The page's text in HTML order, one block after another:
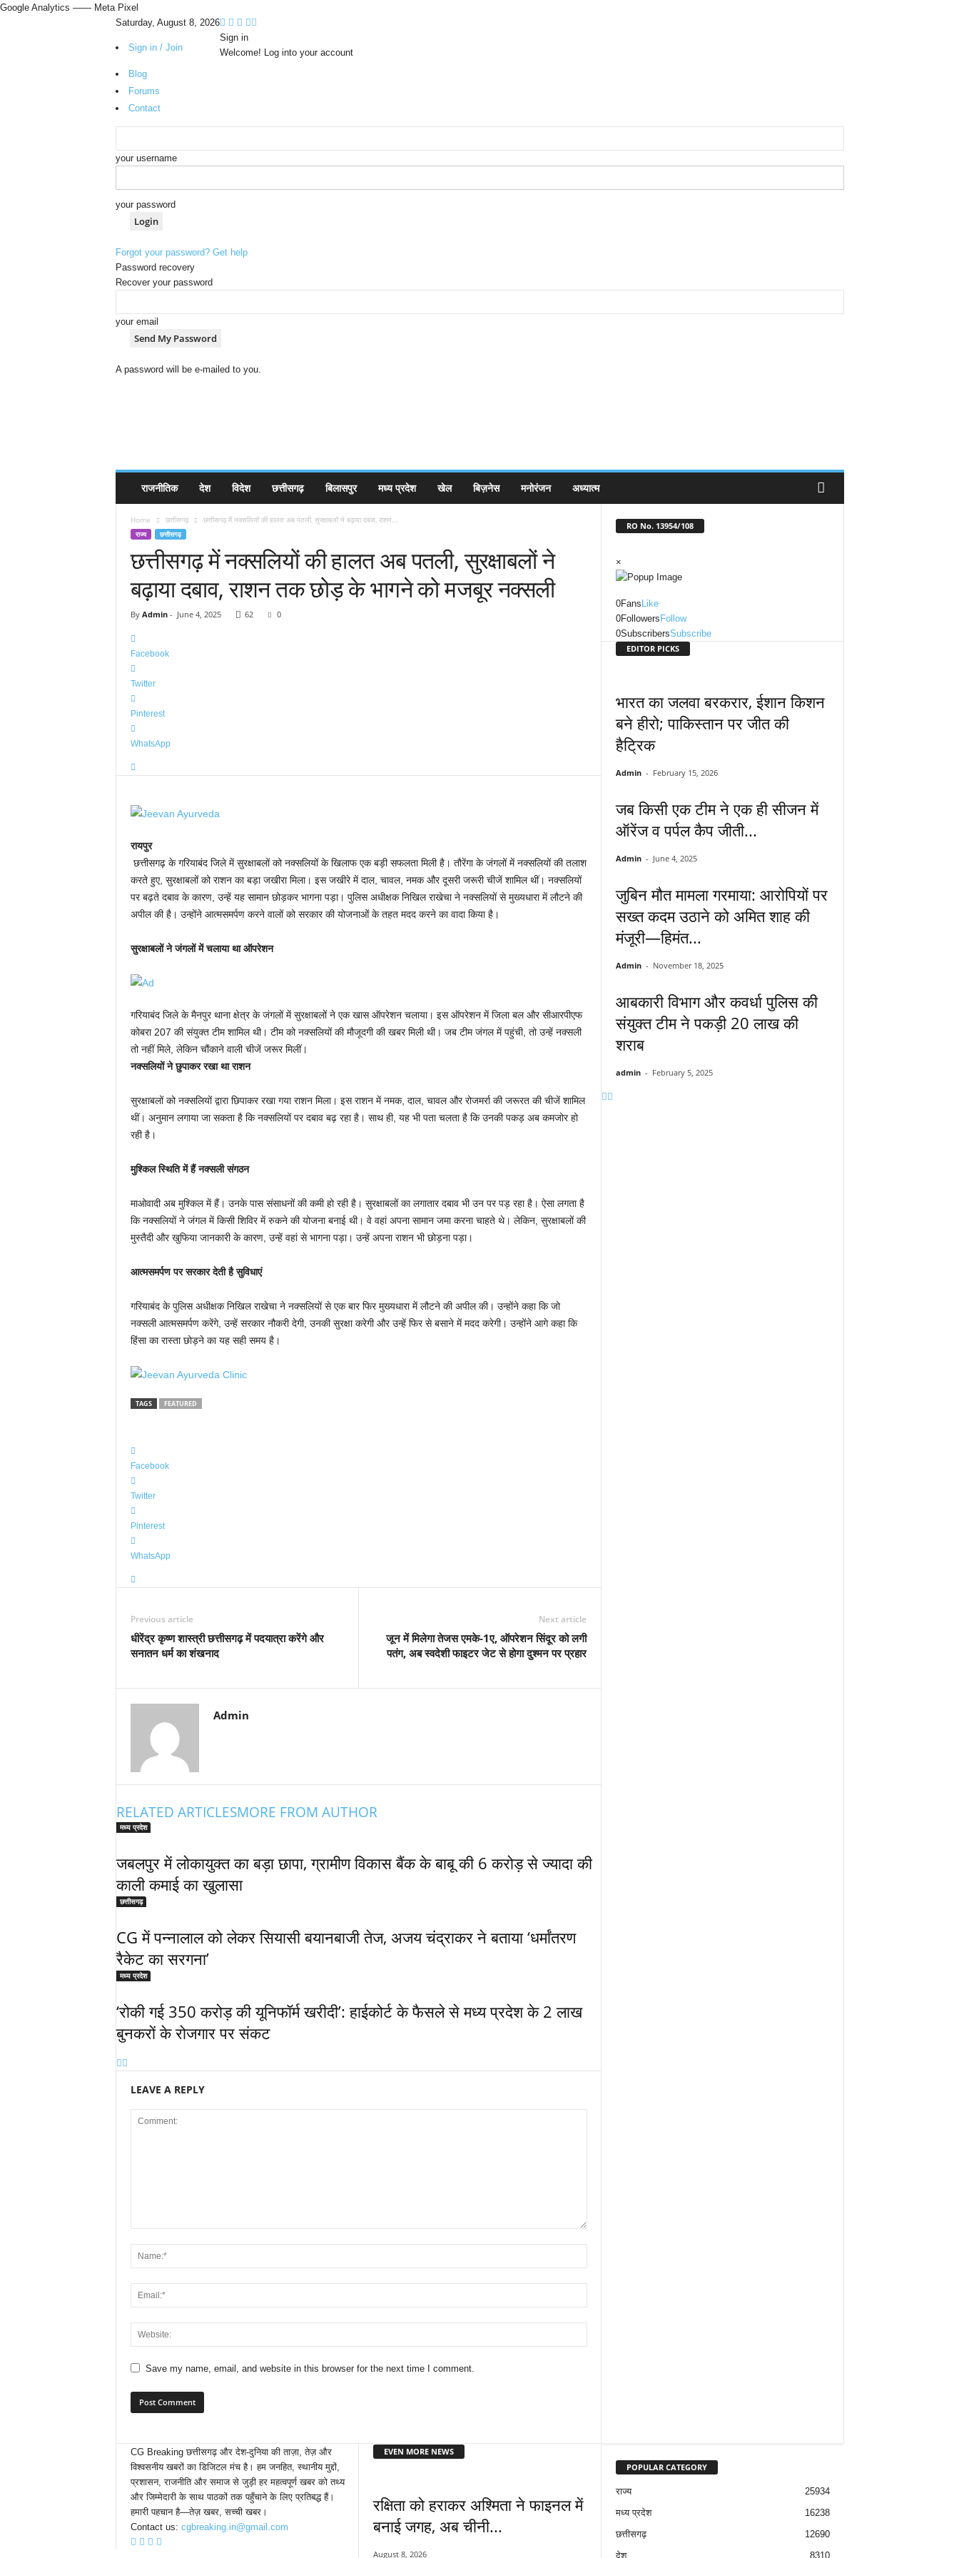
Google Analytics —— Meta Pixel
Saturday, August 8, 2026
Sign in / Join
Blog
Forums
Contact
Sign in
Welcome! Log into your account
your username
your password
Forgot your password? Get help
Password recovery
Recover your password
your email
A password will be e-mailed to you.
राजनीतिक देश विदेश छत्तीसगढ़ बिलासपुर मध्य प्रदेश खेल बिज़नेस मनोरंजन अध्यात्म
Home छत्तीसगढ़ छत्तीसगढ़ में नक्सलियों की हालत अब पतली, सुरक्षाबलों ने बढ़ाया दबाव, राशन...
राज्य छत्तीसगढ़
छत्तीसगढ़ में नक्सलियों की हालत अब पतली, सुरक्षाबलों ने
बढ़ाया दबाव, राशन तक छोड़ के भागने को मजबूर नक्सली
By Admin- June 4, 2025 62 0
Facebook
Twitter
Pinterest
WhatsApp
रायपुर
छत्तीसगढ़ के गरियाबंद जिले में सुरक्षाबलों को नक्सलियों के खिलाफ एक बड़ी सफलता मिली है। तौरेंगा के जंगलों में नक्सलियों की तलाश
करते हुए, सुरक्षाबलों को राशन का बड़ा जखीरा मिला। इस जखीरे में दाल, चावल, नमक और दूसरी जरूरी चीजें शामिल थीं। नक्सलियों
पर बढ़ते दबाव के कारण, उन्हें यह सामान छोड़कर भागना पड़ा। पुलिस अधीक्षक निखिल राखेचा ने नक्सलियों से मुख्यधारा में लौटने की
अपील की है। उन्होंने आत्मसमर्पण करने वालों को सरकार की योजनाओं के तहत मदद करने का वादा किया है।
सुरक्षाबलों ने जंगलों में चलाया था ऑपरेशन
गरियाबंद जिले के मैनपुर थाना क्षेत्र के जंगलों में सुरक्षाबलों ने एक खास ऑपरेशन चलाया। इस ऑपरेशन में जिला बल और सीआरपीएफ
कोबरा 207 की संयुक्त टीम शामिल थी। टीम को नक्सलियों की मौजूदगी की खबर मिली थी। जब टीम जंगल में पहुंची, तो उन्हें नक्सली
तो नहीं मिले, लेकिन चौंकाने वाली चीजें जरूर मिलीं।
नक्सलियों ने छुपाकर रखा था राशन
सुरक्षाबलों को नक्सलियों द्वारा छिपाकर रखा गया राशन मिला। इस राशन में नमक, दाल, चावल और रोजमर्रा की जरूरत की चीजें शामिल
थीं। अनुमान लगाया जा सकता है कि नक्सलियों पर दबाव बढ़ रहा है। साथ ही, यह भी पता चलता है कि उनकी पकड़ अब कमजोर हो
रही है।
मुश्किल स्थिति में हैं नक्सली संगठन
माओवादी अब मुश्किल में हैं। उनके पास संसाधनों की कमी हो रही है। सुरक्षाबलों का लगातार दबाव भी उन पर पड़ रहा है। ऐसा लगता है
कि नक्सलियों ने जंगल में किसी शिविर में रुकने की योजना बनाई थी। वे वहां अपना सामान जमा करना चाहते थे। लेकिन, सुरक्षाबलों की
मुस्तैदी और खुफिया जानकारी के कारण, उन्हें वहां से भागना पड़ा। उन्हें अपना राशन भी छोड़ना पड़ा।
आत्मसमर्पण पर सरकार देती है सुविधाएं
गरियाबंद के पुलिस अधीक्षक निखिल राखेचा ने नक्सलियों से एक बार फिर मुख्यधारा में लौटने की अपील की। उन्होंने कहा कि जो
नक्सली आत्मसमर्पण करेंगे, उन्हें सरकार नौकरी देगी, उनकी सुरक्षा करेगी और उन्हें फिर से बसाने में मदद करेगी। उन्होंने आगे कहा कि
हिंसा का रास्ता छोड़ने का यह सही समय है।
TAGS FEATURED
Facebook
Twitter
Pinterest
WhatsApp
Previous article
धीरेंद्र कृष्ण शास्त्री छत्तीसगढ़ में पदयात्रा करेंगे और
सनातन धर्म का शंखनाद
Next article
जून में मिलेगा तेजस एमके-1ए, ऑपरेशन सिंदूर को लगी
पतंग, अब स्वदेशी फाइटर जेट से होगा दुश्मन पर प्रहार
Admin
RELATED ARTICLESMORE FROM AUTHOR
मध्य प्रदेश
जबलपुर में लोकायुक्त का बड़ा छापा, ग्रामीण विकास बैंक के बाबू की 6 करोड़ से ज्यादा की
काली कमाई का खुलासा
छत्तीसगढ़
CG में पन्नालाल को लेकर सियासी बयानबाजी तेज, अजय चंद्राकर ने बताया ‘धर्मांतरण
रैकेट का सरगना’
मध्य प्रदेश
‘रोकी गई 350 करोड़ की यूनिफॉर्म खरीदी’: हाईकोर्ट के फैसले से मध्य प्रदेश के 2 लाख
बुनकरों के रोजगार पर संकट
LEAVE A REPLY
Save my name, email, and website in this browser for the next time I comment.
RO No. 13954/108
×
0Fans Like
0Followers Follow
0SubscribersSubscribe
EDITOR PICKS
भारत का जलवा बरकरार, ईशान किशन
बने हीरो; पाकिस्तान पर जीत की
हैट्रिक
Admin - February 15, 2026
जब किसी एक टीम ने एक ही सीजन में
ऑरेंज व पर्पल कैप जीती...
Admin - June 4, 2025
जुबिन मौत मामला गरमाया: आरोपियों पर
सख्त कदम उठाने को अमित शाह की
मंजूरी—हिमंत...
Admin - November 18, 2025
आबकारी विभाग और कवर्धा पुलिस की
संयुक्त टीम ने पकड़ी 20 लाख की
शराब
admin - February 5, 2025
CG Breaking छत्तीसगढ़ और देश-दुनिया की ताज़ा, तेज़ और
विश्वसनीय खबरों का डिजिटल मंच है। हम जनहित, स्थानीय मुद्दों,
प्रशासन, राजनीति और समाज से जुड़ी हर महत्वपूर्ण खबर को तथ्य
और जिम्मेदारी के साथ पाठकों तक पहुँचाने के लिए प्रतिबद्ध हैं।
हमारी पहचान है—तेज़ खबर, सच्ची खबर।
Contact us: cgbreaking.in@gmail.com
EVEN MORE NEWS
रक्षिता को हराकर अश्मिता ने फाइनल में
बनाई जगह, अब चीनी...
August 8, 2026
POPULAR CATEGORY
राज्य
25934
मध्य प्रदेश
16238
छत्तीसगढ़
12690
देश
8310